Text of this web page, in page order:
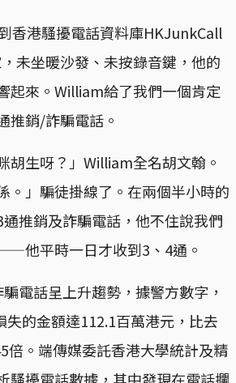
香港騷擾電話資料庫HKJunkCall
未坐暖沙發、未按錄音鍵，他的
起來。William給了我們一個肯定
銷/詐騙電話。
胡生呀？」William全名胡文翰。
。」騙徒掛線了。在兩個半小時的
推銷及詐騙電話，他不住說我們
他平時一日才收到3、4通。
電話呈上升趨勢，據警方數字，
失的金額達112.1百萬港元，比去
倍。端傳媒委託香港大學統計及精
騷擾電話數據，其中發現在電話攔